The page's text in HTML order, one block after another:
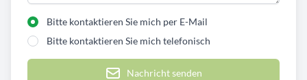
Bitte kontaktieren Sie mich per E-Mail
Bitte kontaktieren Sie mich telefonisch
Nachricht senden